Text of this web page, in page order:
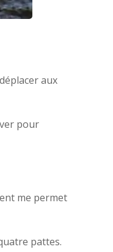
aux
pour
me permet
pattes.